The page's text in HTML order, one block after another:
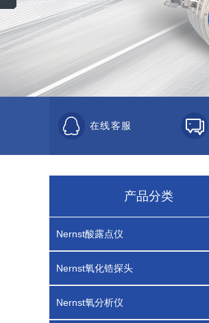
在线客服
产品分类
Nernst酸露点仪
Nernst氧化锆探头
Nernst氧分析仪